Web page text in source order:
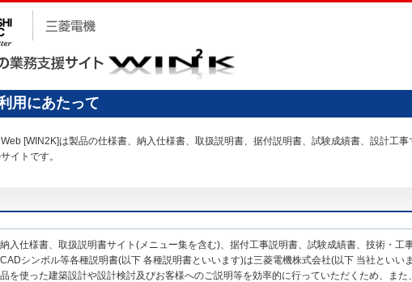
用にあたって
[WIN2K]は製品の仕様書、納入仕様書、取扱説明書、据付説明書、試験成績書、設計工
イトです。
入仕様書、取扱説明書サイト(メニュー集を含む)、据付工事説明書、試験成績書、技術・工
シンボル等各種説明書(以下 各種説明書といいます)は三菱電機株式会社(以下 当社といいま
を使った建築設計や設計検討及びお客様へのご説明等を効率的に行っていただくため、また、